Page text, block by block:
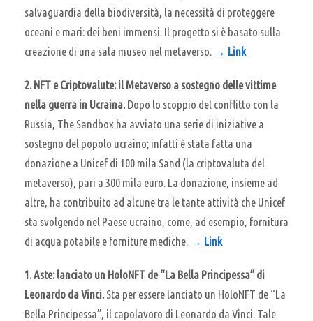
salvaguardia della biodiversità, la necessità di proteggere
oceani e mari: dei beni immensi. Il progetto si è basato sulla
creazione di una sala museo nel metaverso. → Link
2. NFT e Criptovalute: il Metaverso a sostegno delle vittime
nella guerra in Ucraina.Dopo lo scoppio del conflitto con la
Russia, The Sandbox ha avviato una serie di iniziative a
sostegno del popolo ucraino; infatti è stata fatta una
donazione a Unicef di 100 mila Sand (la criptovaluta del
metaverso), pari a 300 mila euro. La donazione, insieme ad
altre, ha contribuito ad alcune tra le tante attività che Unicef
sta svolgendo nel Paese ucraino, come, ad esempio, fornitura
di acqua potabile e forniture mediche. → Link
1. Aste: lanciato un HoloNFT de “La Bella Principessa” di
Leonardo da Vinci.Sta per essere lanciato un HoloNFT de “La
Bella Principessa”, il capolavoro di Leonardo da Vinci. Tale